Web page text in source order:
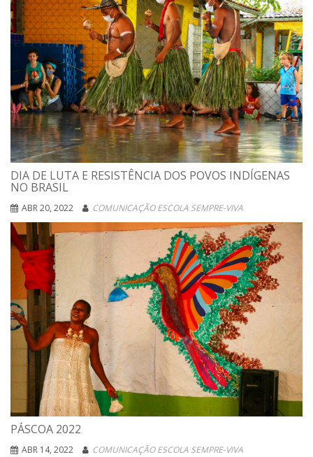
DIA DE LUTA E RESISTÊNCIA DOS POVOS INDÍGENAS
NO BRASIL
ABR 20, 2022 COMUNICAÇÃO ESCOLA SEMPRE-VIVA
PÁSCOA 2022
ABR 14, 2022 COMUNICAÇÃO ESCOLA SEMPRE-VIVA